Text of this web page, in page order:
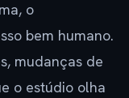
o
bem humano.
mudanças de
o estúdio olha